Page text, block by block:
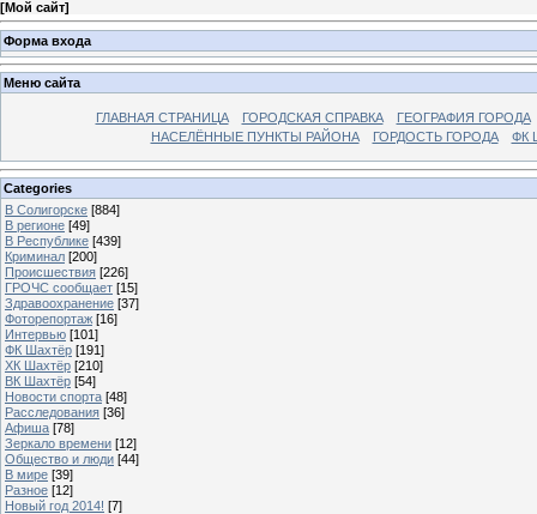
[Мой сайт]
Форма входа
Меню сайта
ГЛАВНАЯ СТРАНИЦА ГОРОДСКАЯ СПРАВКА
ГЕОГРАФИЯ ГОРОДА
НАСЕЛЁННЫЕ ПУНКТЫ РАЙОНА
ГОРДОСТЬ ГОРОДА ФК
Categories
В Солигорске [884]
В регионе [49]
В Республике [439]
Криминал [200]
Происшествия [226]
ГРОЧС сообщает [15]
Здравоохранение [37]
Фоторепортаж [16]
Интервью [101]
ФК Шахтёр [191]
ХК Шахтёр [210]
ВК Шахтёр [54]
Новости спорта [48]
Расследования [36]
Афиша [78]
Зеркало времени [12]
Общество и люди [44]
В мире [39]
Разное [12]
Новый год 2014! [7]